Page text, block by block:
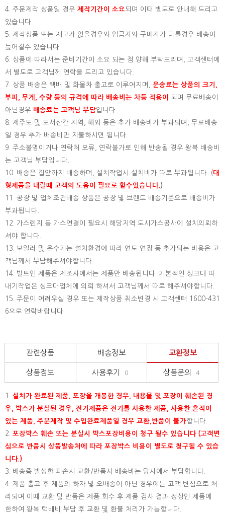
4. 주문제작 상품일 경우 제작기간이 소요되며 이때 별도로 안내해 드리고
있습니다.
5. 제작상품 또는 재고가 없을경우와 입금자와 구매자가 다를경우 배송이
늦어질수 있습니다.
6. 상품에 따라서는 준비기간이 소요 되는 점 양해 부탁드리며, 고객센터에
서 별도로 고객님께 연락을 드리고 있습니다.
7. 상품 배송은 택배 및 화물차 출고로 이루어지며, 운송료는 상품의 크기,
부피, 무게, 수량 등의 규격에 따라 배송비는 차등 적용이
되며 무료배송이
아닌경우 배송료는 고객님 부담입니다.
8. 제주도 및 도서산간 지역, 해외 등은 추가 배송비가 부과되며, 무료배송
일 경우 추가 배송비만 지불하시면 됩니다.
9. 주소불명이거나 연락처 오류, 연락불가로 인해 반송될 경우 왕복 배송비
는 고객님 부담입니다.
10. 배송은 집앞까지 배송하며, 설치작업시 설치비가 따로 부과됩니다. (대
형제품을 내릴때 고객의 도움이 필요로 할수있습니다. )
11. 공장 및 업체조건배송 상품은 공장 및 브랜드 배송기준으로 배송비가
부과됩니다.
12. 가스렌지 등 가스연결이 필요시 해당지역 도시가스공사에 설치의뢰하
셔야 합니다.
13. 보일러 및 온수기는 설치환경에 따라 연도 연장 등 추가되는 비용은 고
객님께서 부담해주셔야합니다.
14. 빌트인 제품은 제조사에서는 제품만 배송됩니다. 기본적인 싱크대 따
내기작업은 싱크대업체에 의뢰 하셔서 고객님께서 따로 해주셔야합니다.
15. 주문이 어려우실 경우 또는 제작상품 취소변경 시 고객센터 1600-431
6으로 연락바랍니다.
관련상품 배송정보 교환정보
상품정보 사용후기 0 상품문의 4
1. 설치가 완료된 제품, 포장을 개봉한 경우, 내용물 및 포장이 훼손된 경
우, 박스가 분실된 경우, 전기제품은 전기를 사용한 제품, 사용한 흔적이
있는 제품, 주문제작 및 수입완료제품일 경우 교환,반품이 불가합니다.
2. 포장박스 훼손 또는 분실시 박스포장비용이 청구 될수 있습니다 (고객변
심으로 반품시 상품발송처에 따라 포장박스 비용이 별도로 청구될 수 있습
니다.)
3. 배송중 발생한 파손시 교환/반품시 배송비는 당사에서 부담합니다.
4. 제품 출고 후 제품의 하자 및 오배송이 아닌 경우에는 고객 변심으로 처
리되며 이때 교환 및 반품은 제품 회수 후 제품 검사 결과 정상인 제품에
한하여 왕복 택배비 부담 후 교환 및 환불 처리가 가능합니다.